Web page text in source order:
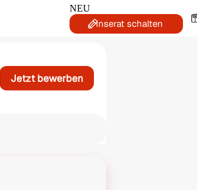
NEU
Inserat schalten
Inserat
Jetzt bewerben